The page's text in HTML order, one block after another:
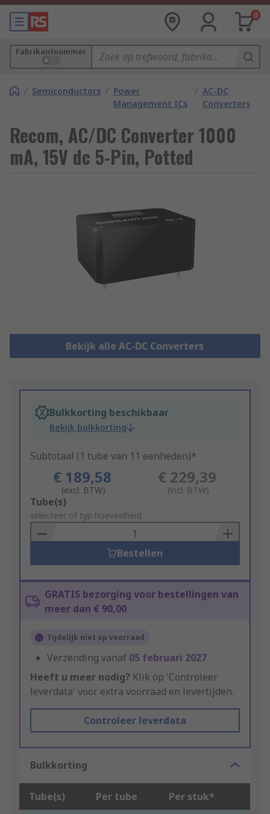
0
Fabrikantnummer
/ Semiconductors / Power
Management ICs
/ AC-DC
Converters
Recom, AC/DC Converter 1000
mA, 15V dc 5-Pin, Potted
Bekijk alle AC-DC Converters
Bulkkorting beschikbaar
Bekijk bulkkorting
Subtotaal (1 tube van 11 eenheden)*
€ 189,58
(excl. BTW)
€ 229,39
(incl. BTW)
Add
to
Basket
Tube(s)
selecteer of typ hoeveelheid
Bestellen
GRATIS bezorging voor bestellingen van
meer dan € 90,00
Tijdelijk niet op voorraad
Verzending vanaf 05 februari 2027
Heeft u meer nodig? Klik op 'Controleer
leverdata' voor extra voorraad en levertijden.
Controleer leverdata
Bulkkorting
Tube(s) Per tube Per stuk*